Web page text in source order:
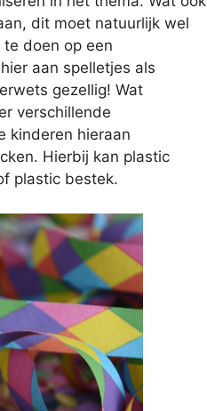
dit moet natuurlijk wel
doen op een
aan spelletjes als
gezellig! Wat
verschillende
kinderen hieraan
Hierbij kan plastic
plastic bestek.